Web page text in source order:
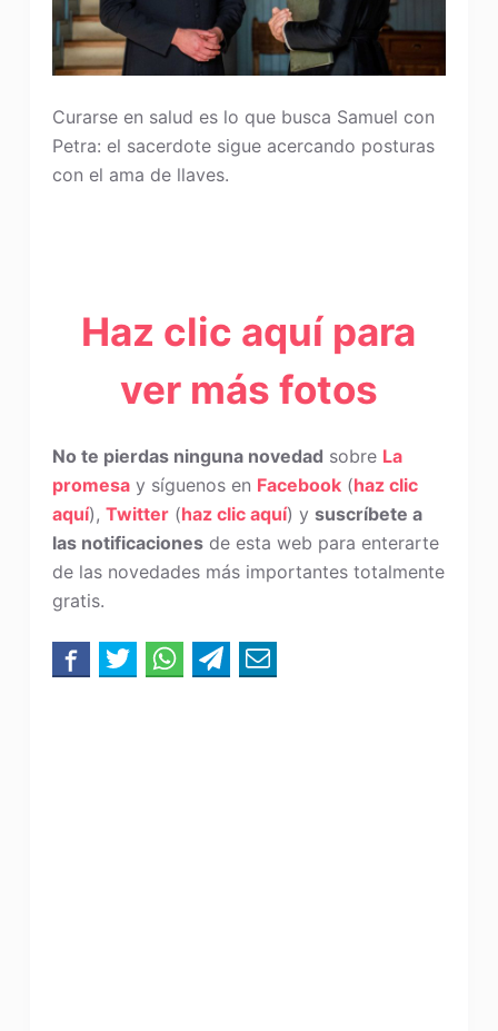
Curarse en salud es lo que busca Samuel con
Petra: el sacerdote sigue acercando posturas
con el ama de llaves.
Haz clic aquí para
ver más fotos
No te pierdas ninguna novedad sobre La
promesay síguenos en Facebook(haz clic
aquí), Twitter(haz clic aquí) y suscríbete a
las notificacionesde esta web para enterarte
de las novedades más importantes totalmente
gratis.